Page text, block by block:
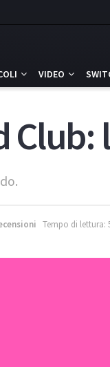
VIDEO
Tempo di lettura: